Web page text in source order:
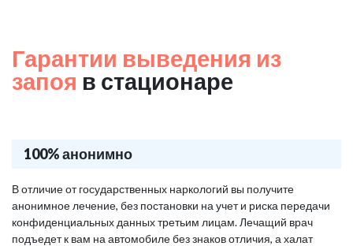
Гарантии выведения из
запоя в стационаре
100% анонимно
В отличие от государственных наркологий вы получите
анонимное лечение, без постановки на учет и риска передачи
конфиденциальных данных третьим лицам. Лечащий врач
подъедет к вам на автомобиле без знаков отличия, а халат